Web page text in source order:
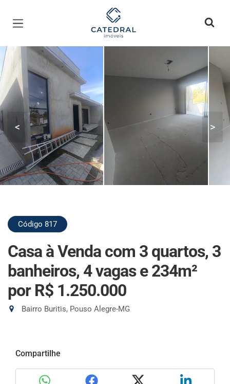
Página inicial
< >
Código 817
Casa à Venda com 3 quartos, 3
banheiros, 4 vagas e 234m²
por R$ 1.250.000
Bairro Buritis, Pouso Alegre-MG
Compartilhe